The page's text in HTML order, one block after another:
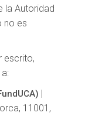
la Autoridad
no es
escrito,
|
11001,